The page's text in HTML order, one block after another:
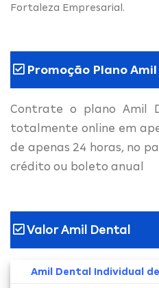
Fortaleza Empresarial.
Promoção Plano
Contrate o plano Amil
totalmente online em
de apenas 24 horas, no
crédito ou boleto anual
Valor Amil Dental
Amil Dental Individual